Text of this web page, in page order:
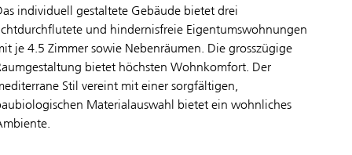
individuell gestaltete Gebäude bietet drei
und hindernisfreie Eigentumswohnungen
je 4.5 Zimmer sowie Nebenräumen. Die grosszügige
bietet höchsten Wohnkomfort. Der
Stil vereint mit einer sorgfältigen,
Materialauswahl bietet ein wohnliches